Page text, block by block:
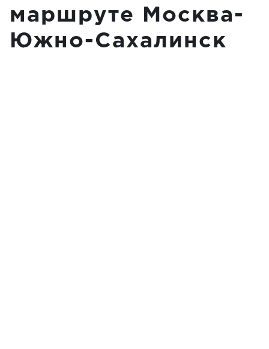
маршруте Москва-
Южно-Сахалинск